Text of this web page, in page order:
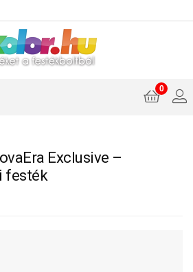
0
Exclusive –
festék